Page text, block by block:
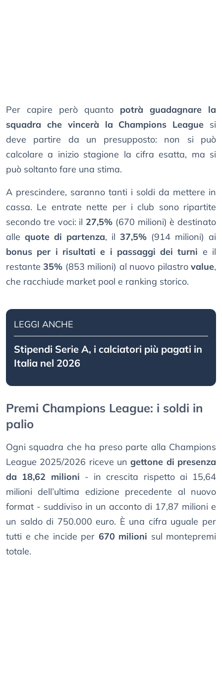
Per capire però quanto potrà guadagnare la
squadra che vincerà la Champions League si
deve partire da un presupposto: non si può
calcolare a inizio stagione la cifra esatta, ma si
può soltanto fare una stima.
A prescindere, saranno tanti i soldi da mettere in
cassa. Le entrate nette per i club sono ripartite
secondo tre voci: il 27,5% (670 milioni) è destinato
alle quote di partenza, il 37,5% (914 milioni) ai
bonus per i risultati e i passaggi dei turni e il
restante35% (853 milioni) al nuovo pilastrovalue,
che racchiude market pool e ranking storico.
LEGGI ANCHE
Stipendi Serie A, i calciatori più pagati in
Italia nel 2026
Premi Champions League: i soldi in
palio
Ogni squadra che ha preso parte alla Champions
League 2025/2026 riceve ungettone di presenza
da 18,62 milioni - in crescita rispetto ai 15,64
milioni dell’ultima edizione precedente al nuovo
format - suddiviso in un acconto di 17,87 milioni e
un saldo di 750.000 euro. È una cifra uguale per
tutti e che incide per 670 milioni sul montepremi
totale.